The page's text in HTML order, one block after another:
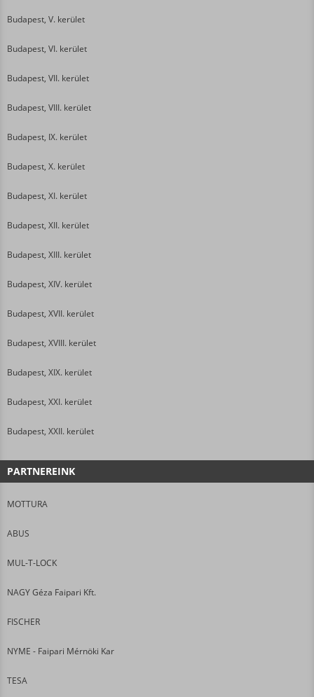
Budapest, V. kerület
Budapest, VI. kerület
Budapest, VII. kerület
Budapest, VIII. kerület
Budapest, IX. kerület
Budapest, X. kerület
Budapest, XI. kerület
Budapest, XII. kerület
Budapest, XIII. kerület
Budapest, XIV. kerület
Budapest, XVII. kerület
Budapest, XVIII. kerület
Budapest, XIX. kerület
Budapest, XXI. kerület
Budapest, XXII. kerület
PARTNEREINK
MOTTURA
ABUS
MUL-T-LOCK
NAGY Géza Faipari Kft.
FISCHER
NYME - Faipari Mérnöki Kar
TESA